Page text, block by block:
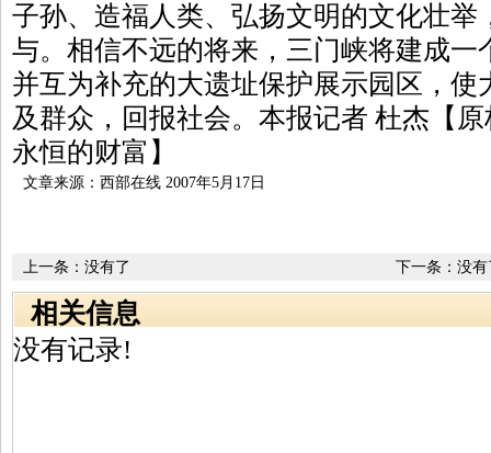
子孙、造福人类、弘扬文明的文化壮举
与。相信不远的将来，三门峡将建成一
并互为补充的大遗址保护展示园区，使
及群众，回报社会。本报记者 杜杰【
永恒的财富】
文章来源：西部在线 2007年5月17日
下一条：没有
上一条：没有了
相关信息
没有记录!